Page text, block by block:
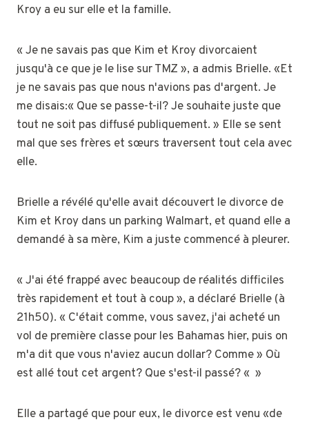
Kroy a eu sur elle et la famille.
« Je ne savais pas que Kim et Kroy divorcaient
jusqu'à ce que je le lise sur TMZ », a admis Brielle. «Et
je ne savais pas que nous n'avions pas d'argent. Je
me disais:« Que se passe-t-il? Je souhaite juste que
tout ne soit pas diffusé publiquement. » Elle se sent
mal que ses frères et sœurs traversent tout cela avec
elle.
Brielle a révélé qu'elle avait découvert le divorce de
Kim et Kroy dans un parking Walmart, et quand elle a
demandé à sa mère, Kim a juste commencé à pleurer.
« J'ai été frappé avec beaucoup de réalités difficiles
très rapidement et tout à coup », a déclaré Brielle (à
21h50). « C'était comme, vous savez, j'ai acheté un
vol de première classe pour les Bahamas hier, puis on
m'a dit que vous n'aviez aucun dollar? Comme » Où
est allé tout cet argent? Que s'est-il passé? « »
Elle a partagé que pour eux, le divorce est venu «de